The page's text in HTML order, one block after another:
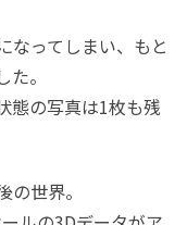
なってしまい、もと
。
態の写真は1枚も残
世界。